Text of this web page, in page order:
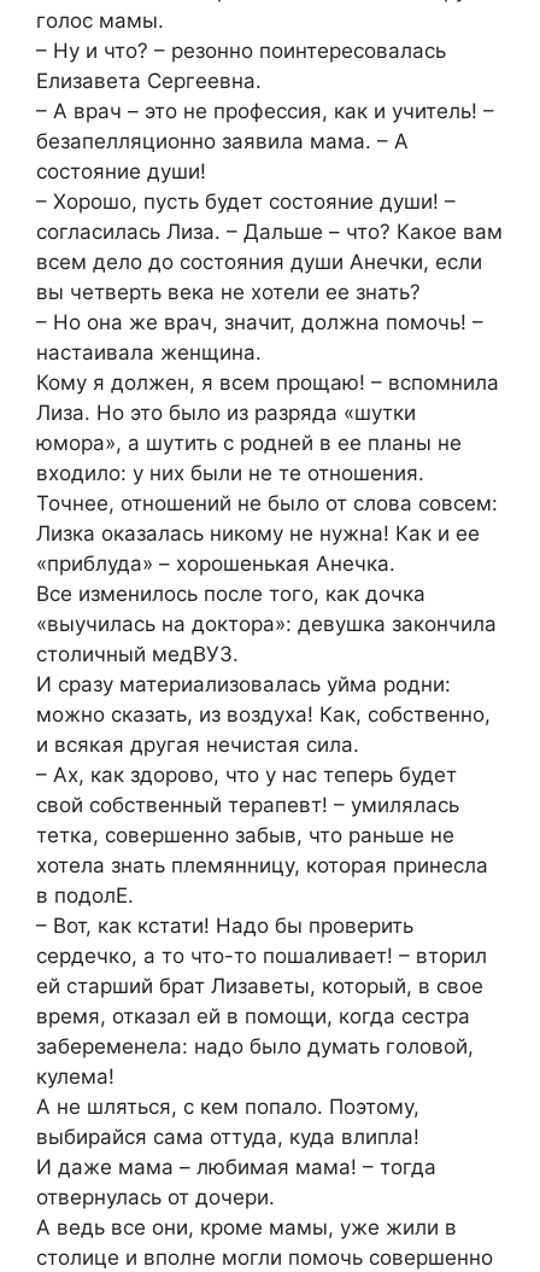
голос мамы.
– Ну и что? – резонно поинтересовалась
Елизавета Сергеевна.
– А врач – это не профессия, как и учитель! –
безапелляционно заявила мама. – А
состояние души!
– Хорошо, пусть будет состояние души! –
согласилась Лиза. – Дальше – что? Какое вам
всем дело до состояния души Анечки, если
вы четверть века не хотели ее знать?
– Но она же врач, значит, должна помочь! –
настаивала женщина.
Кому я должен, я всем прощаю! – вспомнила
Лиза. Но это было из разряда «шутки
юмора», а шутить с родней в ее планы не
входило: у них были не те отношения.
Точнее, отношений не было от слова совсем:
Лизка оказалась никому не нужна! Как и ее
«приблуда» – хорошенькая Анечка.
Все изменилось после того, как дочка
«выучилась на доктора»: девушка закончила
столичный медВУЗ.
И сразу материализовалась уйма родни:
можно сказать, из воздуха! Как, собственно,
и всякая другая нечистая сила.
– Ах, как здорово, что у нас теперь будет
свой собственный терапевт! – умилялась
тетка, совершенно забыв, что раньше не
хотела знать племянницу, которая принесла
в подолЕ.
– Вот, как кстати! Надо бы проверить
сердечко, а то что-то пошаливает! – вторил
ей старший брат Лизаветы, который, в свое
время, отказал ей в помощи, когда сестра
забеременела: надо было думать головой,
кулема!
А не шляться, с кем попало. Поэтому,
выбирайся сама оттуда, куда влипла!
И даже мама – любимая мама! – тогда
отвернулась от дочери.
А ведь все они, кроме мамы, уже жили в
столице и вполне могли помочь совершенно